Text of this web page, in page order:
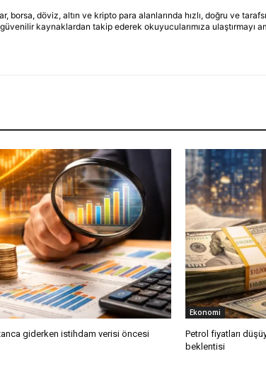
döviz, altın ve kripto para alanlarında hızlı, doğru ve
kaynaklardan takip ederek okuyucularımıza ulaştırmayı
giderken istihdam verisi öncesi
Ekonomi
Petrol fiyatları
beklentisi